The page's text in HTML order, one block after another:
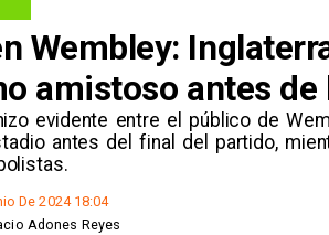
Wembley:
amistoso antes de
evidente entre el público de
antes del final del partido,
De 2024 18:04
Adones Reyes